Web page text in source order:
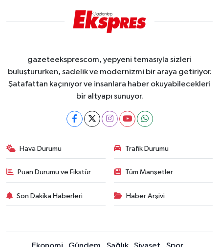
gazeteeksprescom, yepyeni temasıyla sizleri
buluştururken, sadelik ve modernizmi bir araya getiriyor.
Şatafattan kaçınıyor ve insanlara haber okuyabilecekleri
bir altyapı sunuyor.
Hava Durumu Trafik Durumu
Puan Durumu ve Fikstür Tüm Manşetler
Son Dakika Haberleri Haber Arşivi